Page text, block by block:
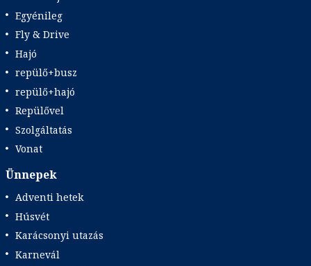
Egyénileg
Fly & Drive
Hajó
repülő+busz
repülő+hajó
Repülővel
Szolgáltatás
Vonat
Ünnepek
Adventi hetek
Húsvét
Karácsonyi utazás
Karnevál